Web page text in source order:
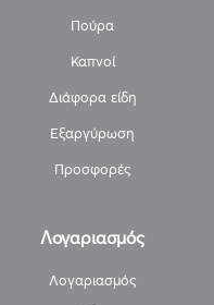
Πούρα
Καπνοί
Διάφορα είδη
Εξαργύρωση
Προσφορές
Λογαριασμός
Λογαριασμός